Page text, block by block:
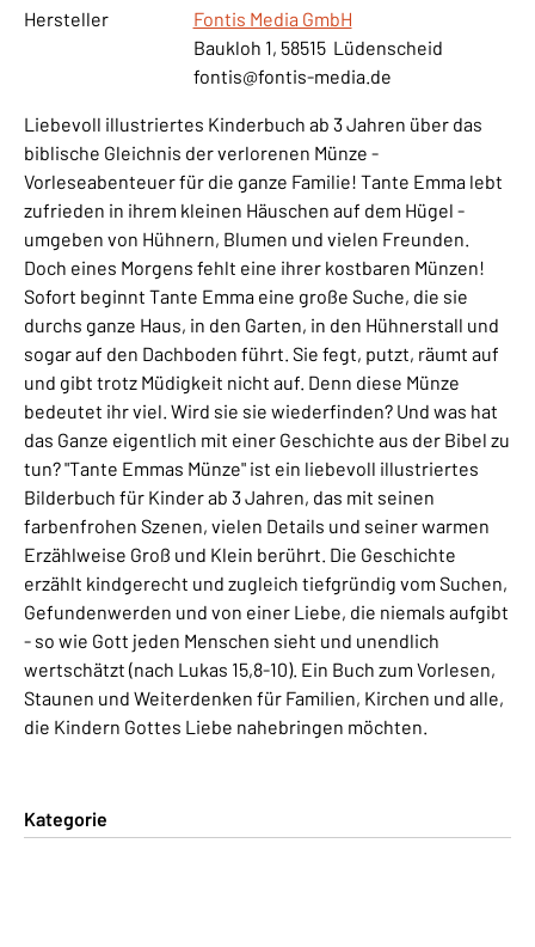
Hersteller
Fontis Media GmbH
Baukloh 1, 58515 Lüdenscheid
fontis@fontis-media.de
Liebevoll illustriertes Kinderbuch ab 3 Jahren über das
biblische Gleichnis der verlorenen Münze -
Vorleseabenteuer für die ganze Familie! Tante Emma lebt
zufrieden in ihrem kleinen Häuschen auf dem Hügel -
umgeben von Hühnern, Blumen und vielen Freunden.
Doch eines Morgens fehlt eine ihrer kostbaren Münzen!
Sofort beginnt Tante Emma eine große Suche, die sie
durchs ganze Haus, in den Garten, in den Hühnerstall und
sogar auf den Dachboden führt. Sie fegt, putzt, räumt auf
und gibt trotz Müdigkeit nicht auf. Denn diese Münze
bedeutet ihr viel. Wird sie sie wiederfinden? Und was hat
das Ganze eigentlich mit einer Geschichte aus der Bibel zu
tun? "Tante Emmas Münze" ist ein liebevoll illustriertes
Bilderbuch für Kinder ab 3 Jahren, das mit seinen
farbenfrohen Szenen, vielen Details und seiner warmen
Erzählweise Groß und Klein berührt. Die Geschichte
erzählt kindgerecht und zugleich tiefgründig vom Suchen,
Gefundenwerden und von einer Liebe, die niemals aufgibt
- so wie Gott jeden Menschen sieht und unendlich
wertschätzt (nach Lukas 15,8-10). Ein Buch zum Vorlesen,
Staunen und Weiterdenken für Familien, Kirchen und alle,
die Kindern Gottes Liebe nahebringen möchten.
Kategorie